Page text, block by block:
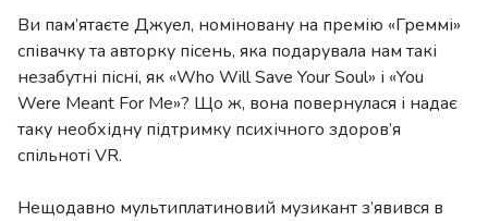
Ви пам’ятаєте Джуел, номіновану на премію «Греммі»
співачку та авторку пісень, яка подарувала нам такі
незабутні пісні, як «Who Will Save Your Soul» і «You
Were Meant For Me»? Що ж, вона повернулася і надає
таку необхідну підтримку психічного здоров’я
спільноті VR.
Нещодавно мультиплатиновий музикант з’явився в